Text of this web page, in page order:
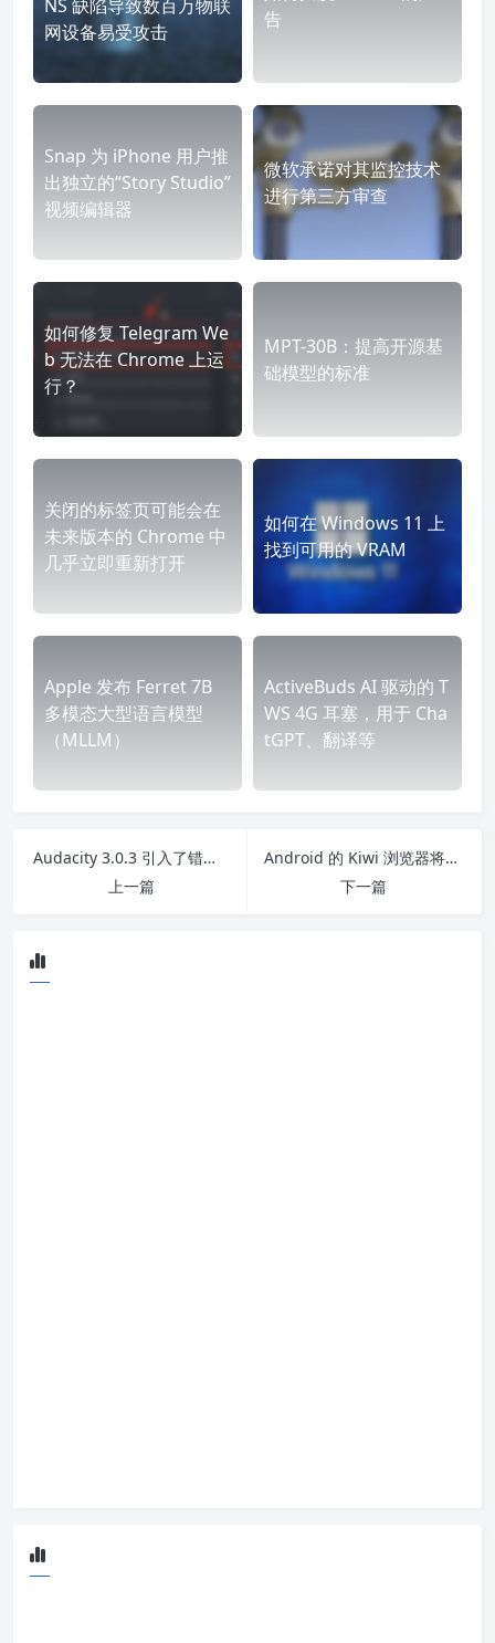
NS 缺陷导致数百万物联
网设备易受攻击
告
Snap 为 iPhone 用户推
出独立的“Story Studio”
视频编辑器
微软承诺对其监控技术
进行第三方审查
如何修复 Telegram We
b 无法在 Chrome 上运
行？
MPT-30B：提高开源基
础模型的标准
关闭的标签页可能会在
未来版本的 Chrome 中
几乎立即重新打开
如何在 Windows 11 上
找到可用的 VRAM
Apple 发布 Ferret 7B
多模态大型语言模型
（MLLM）
ActiveBuds AI 驱动的 T
WS 4G 耳塞，用于 Cha
tGPT、翻译等
Audacity 3.0.3 引入了错误报告和更新检查功能
上一篇
Android 的 Kiwi 浏览器将更密切地关注 Chromium 的发布
下一篇